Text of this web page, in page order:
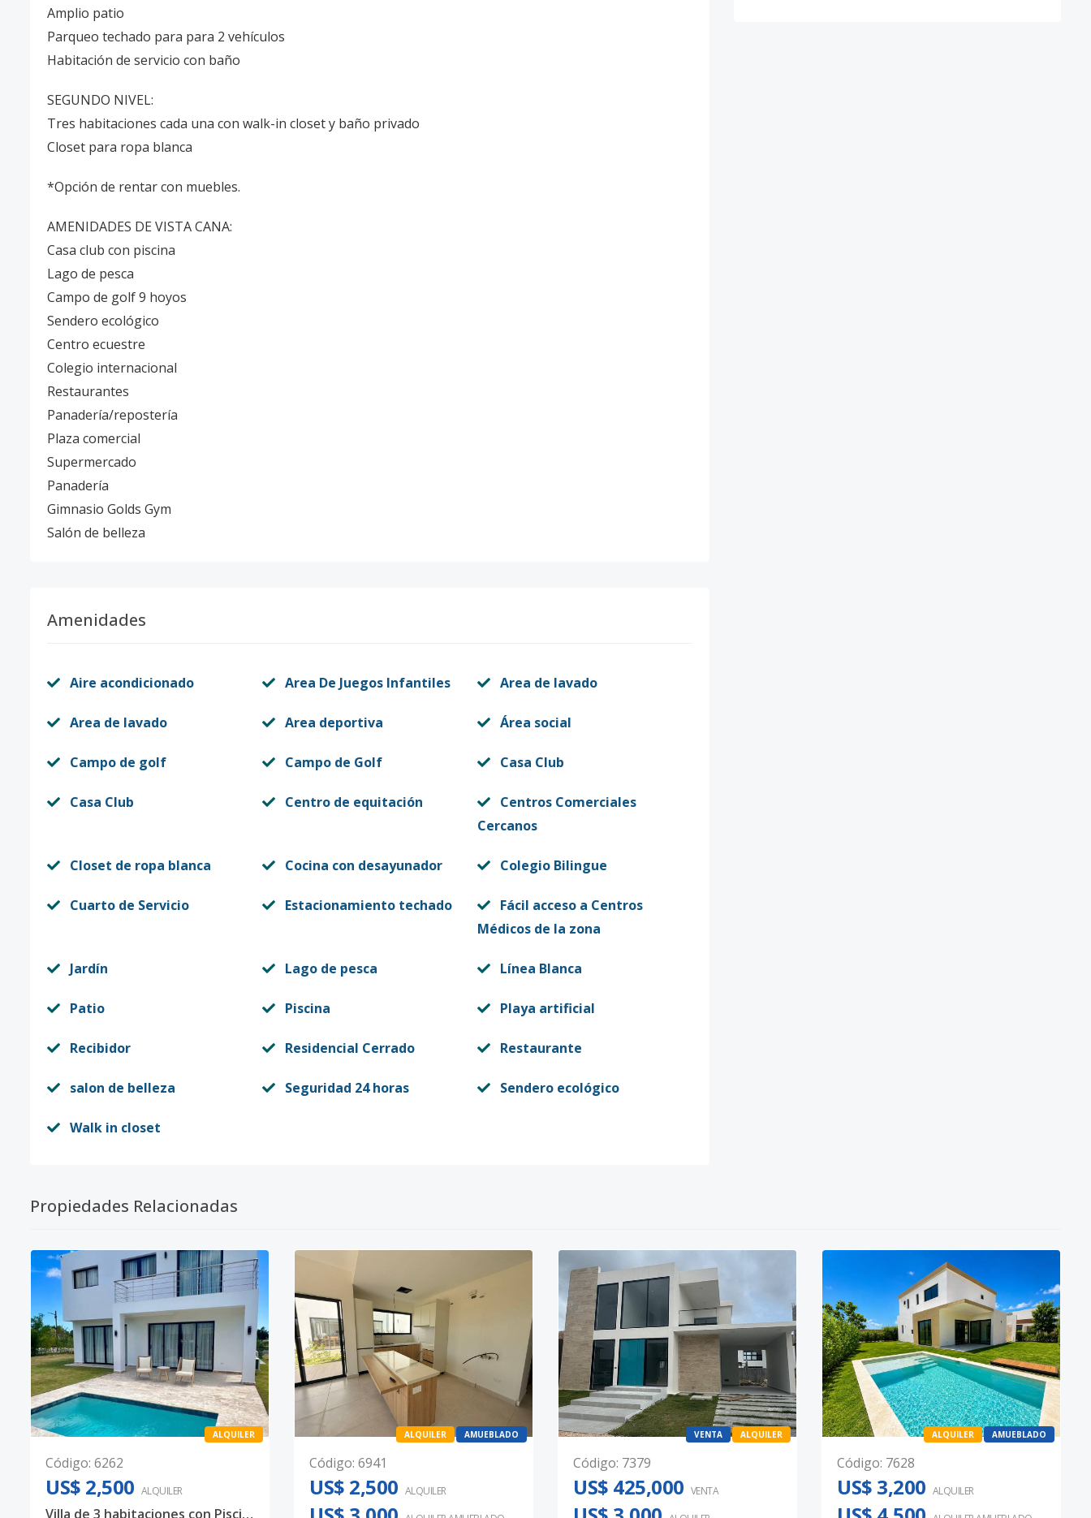
Amplio patio
Parqueo techado para para 2 vehículos
Habitación de servicio con baño
SEGUNDO NIVEL:
Tres habitaciones cada una con walk-in closet y baño privado
Closet para ropa blanca
*Opción de rentar con muebles.
AMENIDADES DE VISTA CANA:
Casa club con piscina
Lago de pesca
Campo de golf 9 hoyos
Sendero ecológico
Centro ecuestre
Colegio internacional
Restaurantes
Panadería/repostería
Plaza comercial
Supermercado
Panadería
Gimnasio Golds Gym
Salón de belleza
Amenidades
Aire acondicionado Area De Juegos Infantiles Area de lavado
Area de lavado Area deportiva Área social
Campo de golf Campo de Golf Casa Club
Casa Club Centro de equitación
Centros Comerciales
Cercanos
Closet de ropa blanca Cocina con desayunador Colegio Bilingue
Cuarto de Servicio Estacionamiento techado
Fácil acceso a Centros
Médicos de la zona
Jardín Lago de pesca Línea Blanca
Patio Piscina Playa artificial
Recibidor Residencial Cerrado Restaurante
salon de belleza Seguridad 24 horas Sendero ecológico
Walk in closet
Propiedades Relacionadas
ALQUILER
Código: 6262
US$ 2,500 ALQUILER
Villa de 3 habitaciones con Piscina en Vista Cana
ALQUILER AMUEBLADO
Código: 6941
US$ 2,500 ALQUILER
VENTA ALQUILER
Código: 7379
US$ 425,000 VENTA
ALQUILER AMUEBLADO
Código: 7628
US$ 3,200 ALQUILER